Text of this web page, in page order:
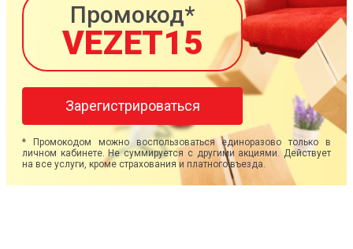
Промокод*
VEZET15
Зарегистрироваться
* Промокодом можно воспользоваться единоразово только в
личном кабинете. Не суммируется с другими акциями. Действует
на все услуги, кроме страхования и платного въезда.